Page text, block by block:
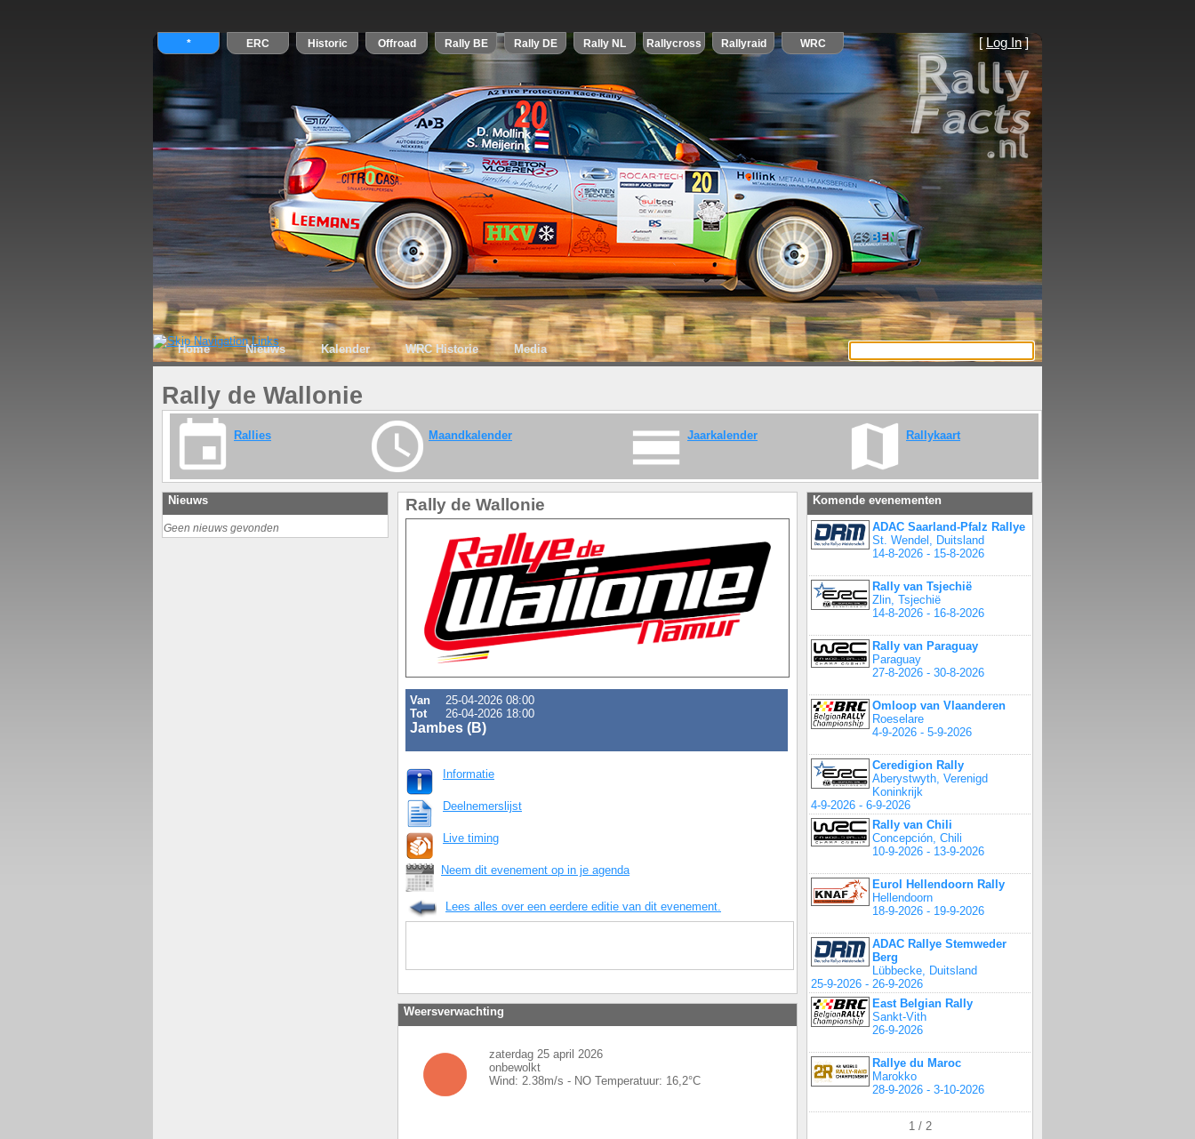
[ Log In]
Home Nieuws Kalender WRC Historie Media
Rally de Wallonie
Rallies Maandkalender Jaarkalender Rallykaart
Nieuws
Geen nieuws gevonden
Rally de Wallonie
Van
25-04-2026 08:00
Tot
26-04-2026 18:00
Jambes (B)
Informatie
Deelnemerslijst
Live timing
Neem dit evenement op in je agenda
Lees alles over een eerdere editie van dit evenement.
Weersverwachting
zaterdag 25 april 2026
onbewolkt
Wind: 2.38m/s - NO Temperatuur: 16,2°C
Komende evenementen
ADAC Saarland-Pfalz Rallye
St. Wendel, Duitsland
14-8-2026 - 15-8-2026
Rally van Tsjechië
Zlin, Tsjechië
14-8-2026 - 16-8-2026
Rally van Paraguay
Paraguay
27-8-2026 - 30-8-2026
Omloop van Vlaanderen
Roeselare
4-9-2026 - 5-9-2026
Ceredigion Rally
Aberystwyth, Verenigd
Koninkrijk
4-9-2026 - 6-9-2026
Rally van Chili
Concepción, Chili
10-9-2026 - 13-9-2026
Eurol Hellendoorn Rally
Hellendoorn
18-9-2026 - 19-9-2026
ADAC Rallye Stemweder
Berg
Lübbecke, Duitsland
25-9-2026 - 26-9-2026
East Belgian Rally
Sankt-Vith
26-9-2026
Rallye du Maroc
Marokko
28-9-2026 - 3-10-2026
1 / 2